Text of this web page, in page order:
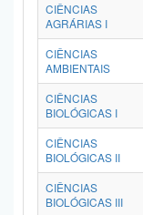
CIÊNCIAS
AGRÁRIAS I
CIÊNCIAS
AMBIENTAIS
CIÊNCIAS
BIOLÓGICAS I
CIÊNCIAS
BIOLÓGICAS II
CIÊNCIAS
BIOLÓGICAS III